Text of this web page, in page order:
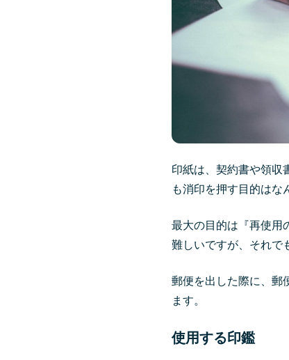
印紙は、契約書や領収
も消印を押す目的はな
最大の目的は『再使用
難しいですが、それで
郵便を出した際に、郵
ます。
使用する印鑑